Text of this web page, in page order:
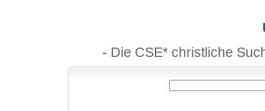
- Die CSE* christliche